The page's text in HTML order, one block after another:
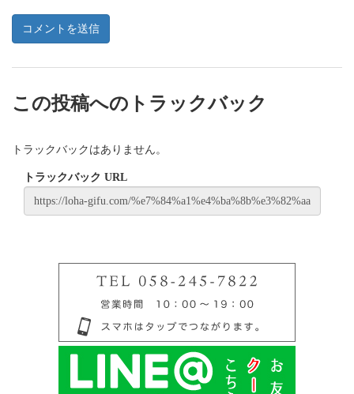
この投稿へのトラックバック
トラックバックはありません。
トラックバック URL